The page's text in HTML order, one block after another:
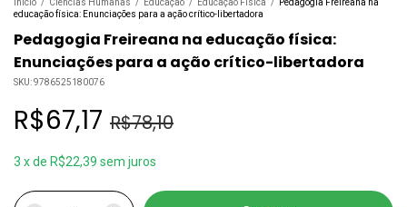
Início / Ciências Humanas / Educação / Educação Física /
Pedagogia Freireana na
educação física: Enunciações para a ação crítico-libertadora
Pedagogia Freireana na educação física:
Enunciações para a ação crítico-libertadora
SKU:9786525180076
R$67,17 R$78,10
3 xde R$22,39 sem juros